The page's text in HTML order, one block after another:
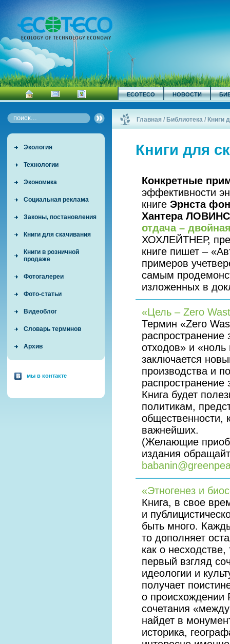
ECOTECO НОВОСТИ
Экология
Технологии
Экономика
Социальная реклама
Законы, постановления
Книги для скачивания
Книги в розничной
продаже
Фотогалереи
Фото-статьи
Видеоблог
Словарь терминов
Архив
мы в контакте
Главная / Библиотека / Книги
Книги для
Конкретные
эффективности
книге Эрнста
Хантера
отдача –
ХОХЛЕЙТНЕР,
книге пишет –
примеров
самым
изложенных в
«Цель – Zero
Термин «Zero
отходов» и «ноль
заключается
производства и
распространение
Книга будет
политикам,
общественности,
важнейших.
(Желающие
издания
«Этногенез и
Книга, в свое
и
быть много.
то дополняет
как о
первый взгляд
идеологии и
получает
о происхождении
сочетания
найдет в
историка,